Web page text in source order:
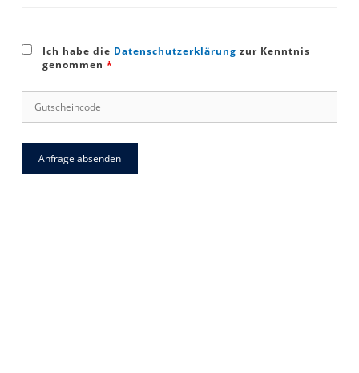
Ich habe die Datenschutzerklärung zur Kenntnis
genommen *